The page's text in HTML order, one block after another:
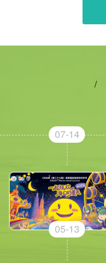
/
07-14
05-13